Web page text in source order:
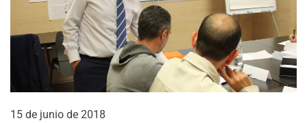
15 de junio de 2018